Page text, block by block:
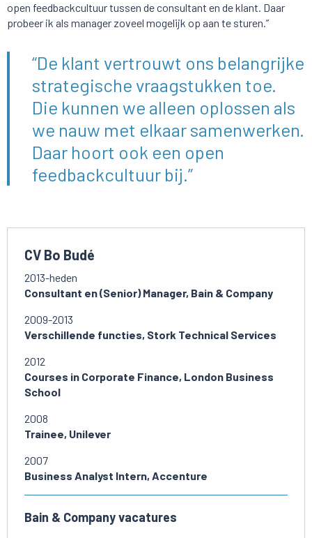
open feedbackcultuur tussen de consultant en de klant. Daar
probeer ik als manager zoveel mogelijk op aan te sturen.”
“De klant vertrouwt ons belangrijke
strategische vraagstukken toe.
Die kunnen we alleen oplossen als
we nauw met elkaar samenwerken.
Daar hoort ook een open
feedbackcultuur bij.”
CV Bo Budé
2013-heden
Consultant en (Senior) Manager, Bain & Company
2009-2013
Verschillende functies, Stork Technical Services
2012
Courses in Corporate Finance, London Business
School
2008
Trainee, Unilever
2007
Business Analyst Intern, Accenture
Bain & Company vacatures